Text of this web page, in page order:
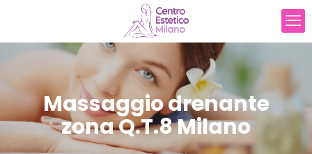
Massaggio drenante
zona Q.T.8 Milano